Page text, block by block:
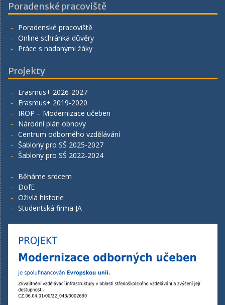
Poradenské pracoviště
Poradenské pracoviště
Online schránka důvěry
Práce s nadanými žáky
Projekty
Erasmus+ 2026-2027
Erasmus+ 2019-2020
IROP – Modernizace učeben
Národní plán obnovy
Centrum odborného vzdělávání
Šablony pro SŠ 2025-2027
Šablony pro SŠ 2022-2024
Běháme srdcem
DofE
Oživlá historie
Studentská firma JA